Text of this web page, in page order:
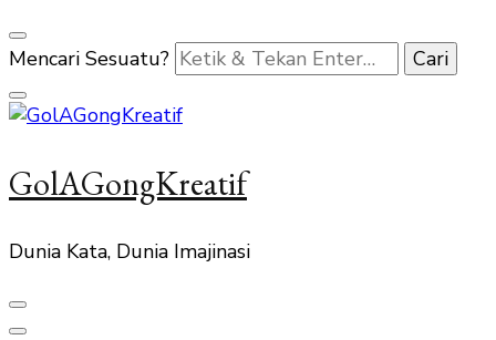
Mencari Sesuatu?
GolAGongKreatif
Dunia Kata, Dunia Imajinasi